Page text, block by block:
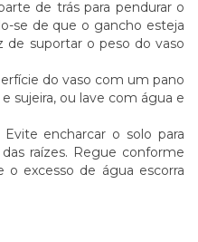
de trás para pendurar o
se de que o gancho esteja
suportar o peso do vaso
do vaso com um pano
sujeira, ou lave com água e
encharcar o solo para
raízes. Regue conforme
o excesso de água escorra